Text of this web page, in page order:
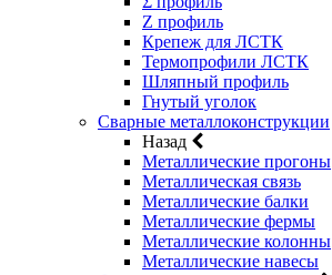
Z профиль
Крепеж для ЛСТК
Термопрофили ЛСТК
Шляпный профиль
Гнутый уголок
Сварные металлоконструкции
Назад
Металлические прогоны
Металлическая связь
Металлические балки
Металлические фермы
Металлические колонны
Металлические навесы